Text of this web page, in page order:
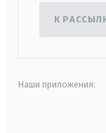
К
Наши приложения: